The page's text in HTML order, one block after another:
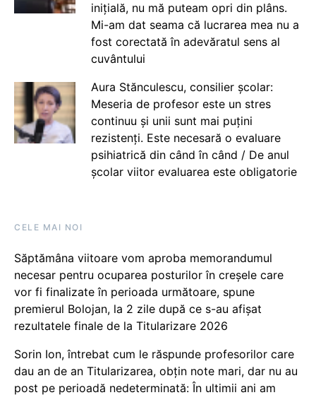
inițială, nu mă puteam opri din plâns.
Mi-am dat seama că lucrarea mea nu a
fost corectată în adevăratul sens al
cuvântului
Aura Stănculescu, consilier școlar:
Meseria de profesor este un stres
continuu și unii sunt mai puțini
rezistenți. Este necesară o evaluare
psihiatrică din când în când / De anul
școlar viitor evaluarea este obligatorie
CELE MAI NOI
Săptămâna viitoare vom aproba memorandumul
necesar pentru ocuparea posturilor în creșele care
vor fi finalizate în perioada următoare, spune
premierul Bolojan, la 2 zile după ce s-au afișat
rezultatele finale de la Titularizare 2026
Sorin Ion, întrebat cum le răspunde profesorilor care
dau an de an Titularizarea, obțin note mari, dar nu au
post pe perioadă nedeterminată: În ultimii ani am